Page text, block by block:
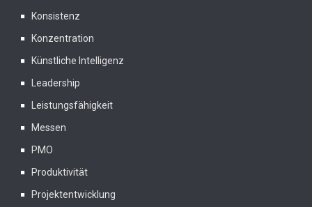
Konsistenz
Konzentration
Künstliche Intelligenz
Leadership
Leistungsfähigkeit
Messen
PMO
Produktivität
Projektentwicklung